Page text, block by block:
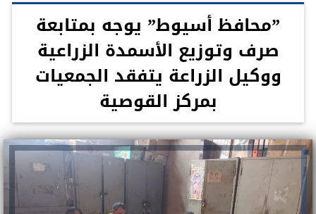
”محافظ أسيوط” يوجه بمتابعة
صرف وتوزيع الأسمدة الزراعية
ووكيل الزراعة يتفقد الجمعيات
بمركز القوصية